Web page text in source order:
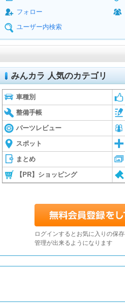
フォロー
ユーザー内検索
みんカラ 人気のカテゴリ
車種別
整備手帳
パーツレビュー
スポット
まとめ
【PR】ショッピング
ログインするとお気に入りの保
管理が出来るようになります